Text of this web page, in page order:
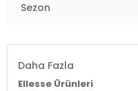
Sezon
Daha Fazla
Ellesse Ürünleri